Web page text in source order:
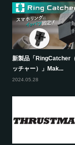
新製品「RingCatcher
ッチャー）」Mak...
2024.05.28